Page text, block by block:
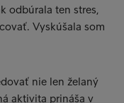
odbúrala ten stres,
Vyskúšala som
nie len želaný
aktivita prináša v